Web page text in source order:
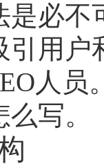
是必
引用
人
写。